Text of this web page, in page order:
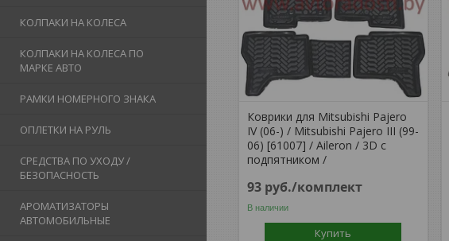
КОЛПАКИ НА КОЛЕСА
КОЛПАКИ НА КОЛЕСА ПО
МАРКЕ АВТО
РАМКИ НОМЕРНОГО ЗНАКА
ОПЛЕТКИ НА РУЛЬ
СРЕДСТВА ПО УХОДУ /
БЕЗОПАСНОСТЬ
АРОМАТИЗАТОРЫ
АВТОМОБИЛЬНЫЕ
Коврики для Mitsubishi Pajero
IV (06-) / Mitsubishi Pajero III (99-
06) [61007] / Aileron / 3D c
подпятником /
93 руб./комплект
В наличии
Купить